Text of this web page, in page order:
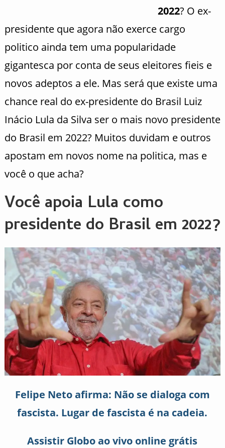
2022? O ex-
presidente que agora não exerce cargo
politico ainda tem uma popularidade
gigantesca por conta de seus eleitores fieis e
novos adeptos a ele. Mas será que existe uma
chance real do ex-presidente do Brasil Luiz
Inácio Lula da Silva ser o mais novo presidente
do Brasil em 2022? Muitos duvidam e outros
apostam em novos nome na politica, mas e
você o que acha?
Você apoia Lula como
presidente do Brasil em 2022?
Felipe Neto afirma: Não se dialoga com
fascista. Lugar de fascista é na cadeia.
Assistir Globo ao vivo online grátis